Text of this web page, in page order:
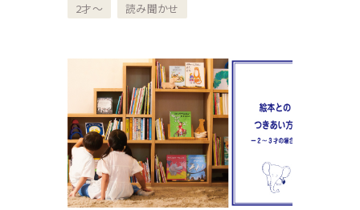
2才～ 読み聞かせ